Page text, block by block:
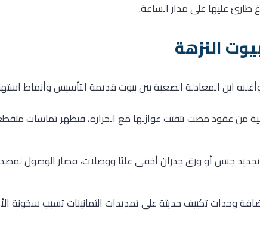
طارئ عليها على مدار الساعة.
النزهة
ابن المعادلة الصعبة بين بيوت قديمة التأسيس وأنماط
من عقود مضت تتفتت عوازلها مع الحرارة، فتظهر تماسات
جبس أو ورق جدران أخفى علبًا ووصلات، فصار الوصول
وحدات تكييف حديثة على تمديدات الثمانينات تسبب سخونة